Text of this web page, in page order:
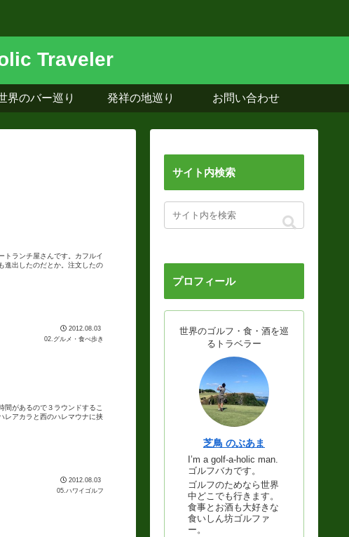
界のバー巡り 発祥の地巡り お問い合わせ
ランチ屋さんです。カフルイ
進出したのだとか。注文したの
2012.08.03
02.グルメ・食べ歩き
間があるので３ラウンドするこ
レアカラと西のハレマウナに挟
2012.08.03
05.ハワイゴルフ
サイト内検索
プロフィール
世界のゴルフ・食・酒を巡
るトラベラー
芝鳥 のぶあま
I’m a golf-a-holic man.
ゴルフバカです。
ゴルフのためなら世界
中どこでも行きます。
食事とお酒も大好きな
食いしん坊ゴルファ
ー。